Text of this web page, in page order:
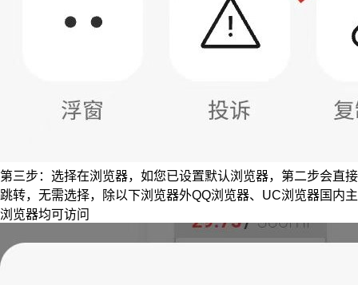
第三步：选择在浏览器，如您已设置默认浏览器，第二步会直接
跳转，无需选择，除以下浏览器外QQ浏览器、UC浏览器国内主
浏览器均可访问